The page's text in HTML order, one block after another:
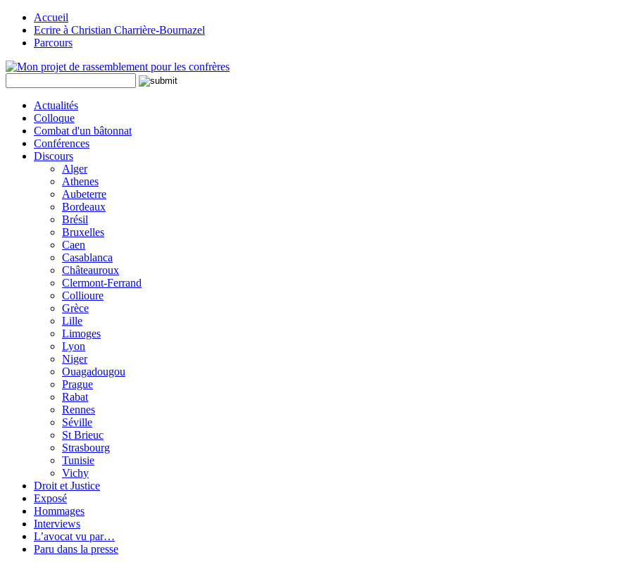
Accueil
Ecrire à Christian Charrière-Bournazel
Parcours
Actualités
Colloque
Combat d'un bâtonnat
Conférences
Discours
Alger
Athenes
Aubeterre
Bordeaux
Brésil
Bruxelles
Caen
Casablanca
Châteauroux
Clermont-Ferrand
Collioure
Grèce
Lille
Limoges
Lyon
Niger
Ouagadougou
Prague
Rabat
Rennes
Séville
St Brieuc
Strasbourg
Tunisie
Vichy
Droit et Justice
Exposé
Hommages
Interviews
L’avocat vu par…
Paru dans la presse